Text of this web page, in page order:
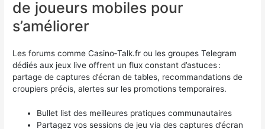
de joueurs mobiles pour
s’améliorer
Les forums comme Casino‑Talk.fr ou les groupes Telegram
dédiés aux jeux live offrent un flux constant d’astuces :
partage de captures d’écran de tables, recommandations de
croupiers précis, alertes sur les promotions temporaires.
Bullet list des meilleures pratiques communautaires
Partagez vos sessions de jeu via des captures d’écran